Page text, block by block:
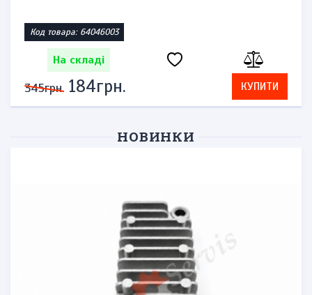
Код товара: 64046003
На складі
345грн. 184грн. КУПИТИ
НОВИНКИ